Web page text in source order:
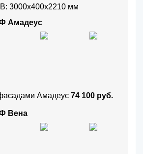
3000x400x2210 мм
Амадеус
Амадеус 74 100 руб.
Вена